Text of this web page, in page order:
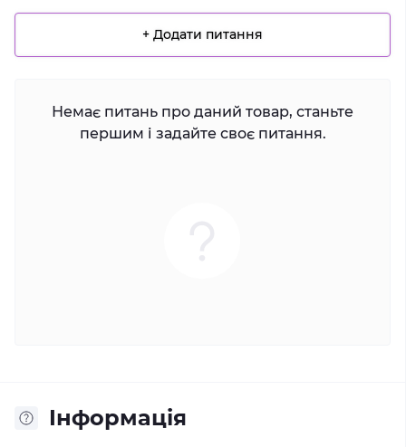
+ Додати питання
Немає питань про даний товар, станьте
першим і задайте своє питання.
Iнформація